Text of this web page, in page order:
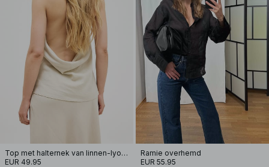
Top met halternek van linnen-lyocellmix
EUR 49.95
Ramie overhemd
EUR 55.95